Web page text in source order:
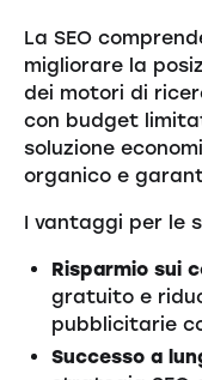
La SEO
migliorare la
dei motori di
con budget
soluzione
organico e
I vantaggi per le
Risparmio sui
gratuito e
pubblicitarie
Successo a